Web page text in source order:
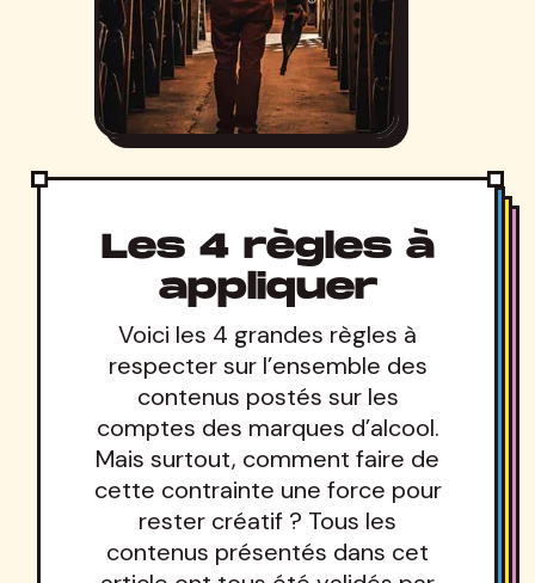
Les 4 règles à
appliquer
Voici les 4 grandes règles à
respecter sur l’ensemble des
contenus postés sur les
comptes des marques d’alcool.
Mais surtout, comment faire de
cette contrainte une force pour
rester créatif ? Tous les
contenus présentés dans cet